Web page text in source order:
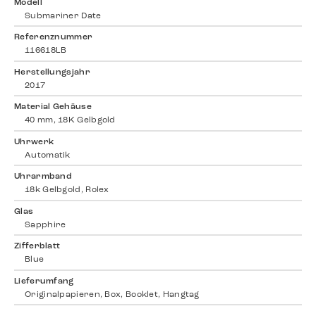
Modell
Submariner Date
Referenznummer
116618LB
Herstellungsjahr
2017
Material Gehäuse
40 mm, 18K Gelbgold
Uhrwerk
Automatik
Uhrarmband
18k Gelbgold, Rolex
Glas
Sapphire
Zifferblatt
Blue
Lieferumfang
Originalpapieren, Box, Booklet, Hangtag